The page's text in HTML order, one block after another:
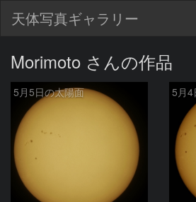
天体写真ギャラリー
Morimoto さんの作品
5月5日の太陽面 5月4